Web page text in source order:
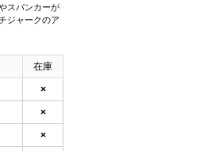
スパンカーが
ジャークのア
在庫
×
×
×